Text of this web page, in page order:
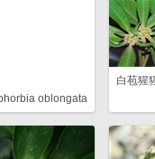
oblongata
白苞猩